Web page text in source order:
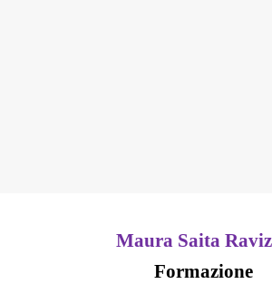
Maura Saita
Formazione